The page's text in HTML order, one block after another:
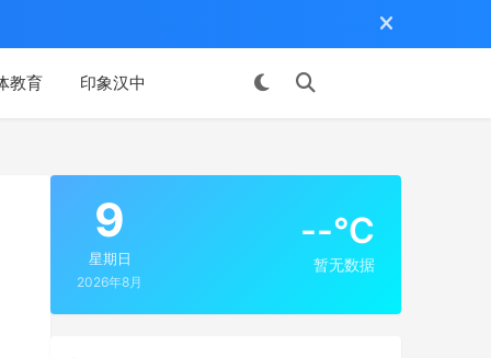
教育 印象汉中
9
星期日
2026年8月
--°C
暂无数据